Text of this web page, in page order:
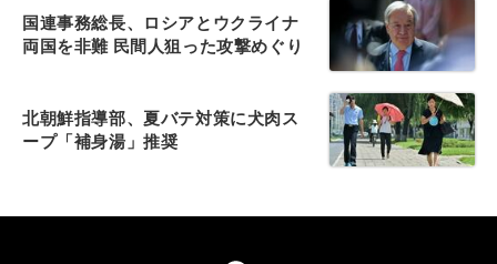
国連事務総長、ロシアとウクライナ
両国を非難 民間人狙った攻撃めぐり
北朝鮮指導部、夏バテ対策に犬肉ス
ープ「補身湯」推奨